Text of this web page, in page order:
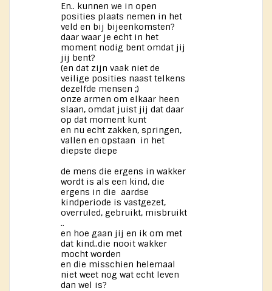
En.. kunnen we in open
posities plaats nemen in het
veld en bij bijeenkomsten?
daar waar je echt in het
moment nodig bent omdat jij
jij bent?
(en dat zijn vaak niet de
veilige posities naast telkens
dezelfde mensen ;)
onze armen om elkaar heen
slaan, omdat juist jij dat daar
op dat moment kunt
en nu echt zakken, springen,
vallen en opstaan in het
diepste diepe
de mens die ergens in wakker
wordt is als een kind, die
ergens in die aardse
kindperiode is vastgezet,
overruled, gebruikt, misbruikt
..
en hoe gaan jij en ik om met
dat kind..die nooit wakker
mocht worden
en die misschien helemaal
niet weet nog wat echt leven
dan wel is?